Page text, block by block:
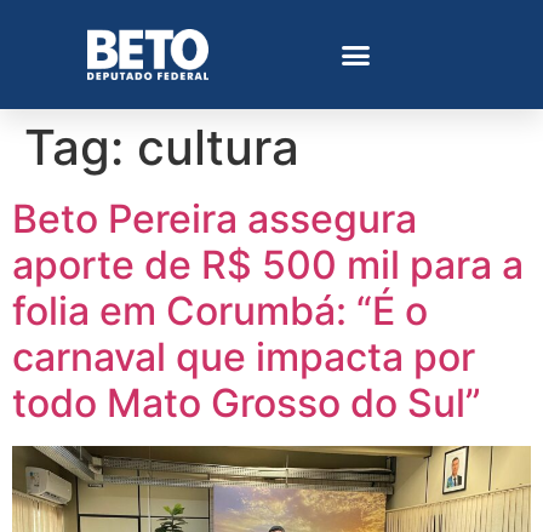
Tag: cultura
Beto Pereira assegura
aporte de R$ 500 mil para a
folia em Corumbá: “É o
carnaval que impacta por
todo Mato Grosso do Sul”